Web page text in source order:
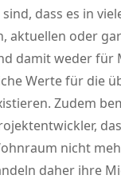
dass es in
aktuellen oder
damit weder für
Werte für die
Zudem
nicht
daher ihre